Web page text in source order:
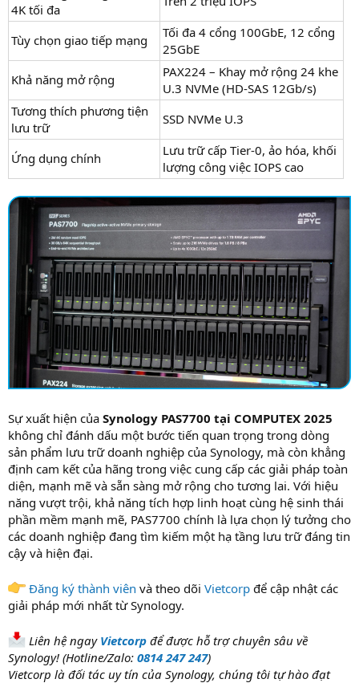
4K tối đa
Tùy chọn giao tiếp mạng
Tối đa 4 cổng 100GbE, 12 cổng
25GbE
Khả năng mở rộng
PAX224 – Khay mở rộng 24 khe
U.3 NVMe (HD-SAS 12Gb/s)
Tương thích phương tiện
lưu trữ
SSD NVMe U.3
Ứng dụng chính
Lưu trữ cấp Tier-0, ảo hóa, khối
lượng công việc IOPS cao
Sự xuất hiện của Synology PAS7700 tại COMPUTEX 2025
không chỉ đánh dấu một bước tiến quan trọng trong dòng
sản phẩm lưu trữ doanh nghiệp của Synology, mà còn khẳng
định cam kết của hãng trong việc cung cấp các giải pháp toàn
diện, mạnh mẽ và sẵn sàng mở rộng cho tương lai. Với hiệu
năng vượt trội, khả năng tích hợp linh hoạt cùng hệ sinh thái
phần mềm mạnh mẽ, PAS7700 chính là lựa chọn lý tưởng cho
các doanh nghiệp đang tìm kiếm một hạ tầng lưu trữ đáng tin
cậy và hiện đại.
Đăng ký thành viên và theo dõi Vietcorp để cập nhật các
giải pháp mới nhất từ Synology.
Liên hệ ngay Vietcorp để được hỗ trợ chuyên sâu về
Synology! (Hotline/Zalo: 0814 247 247)
Vietcorp là đối tác uy tín của Synology, chúng tôi tự hào đạt